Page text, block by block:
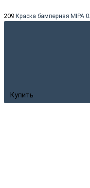
209 Краска бамперная MIPA
Купить